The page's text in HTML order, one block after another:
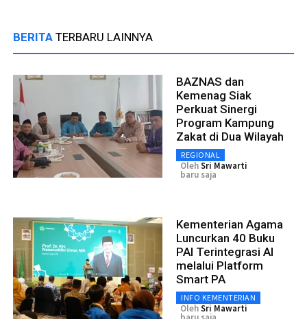
BERITA TERBARU LAINNYA
BAZNAS dan
Kemenag Siak
Perkuat Sinergi
Program Kampung
Zakat di Dua Wilayah
REGIONAL
OlehSri Mawarti
baru saja
Kementerian Agama
Luncurkan 40 Buku
PAI Terintegrasi AI
melalui Platform
Smart PA
INFO KEMENTERIAN
OlehSri Mawarti